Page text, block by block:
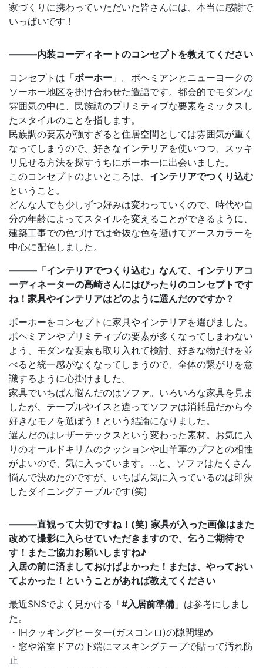
家づくりに携わっていただいた皆さんには、本当に感謝で
いっぱいです！
———内装コーディネートのコンセプトを教えてください
コンセプトは「ボーホー 」。ボヘミアンとニューヨークの
ソーホー地区を掛け合わせた造語です。都会的でモダンな
雰囲気の中に、民族調のプリミティブな要素をミックスし
たスタイルのことを指します。
民族調の要素が強すぎると住居空間としては雰囲気が重く
なってしまうので、好きなインテリアを使いつつ、スッキ
リ見せる方法を探すうちにボーホーに出会いました。
このコンセプトのよいところは、 インテリアでつくり込む
ということ。
どんな人でも少しずつ好みは変わっていくので、時代や自
分の年齢によってスタイルを変えることができるように、
建築工事での色づけでは奇抜な色を避けてアースカラーを
中心に配色しました。
———「インテリアでつくり込む」なんて、インテリアコ
ーディネーターの髙崎さんにはぴったりのコンセプトです
ね！家具やインテリアはどのように選んだのですか？
ボーホーをコンセプトに家具やインテリアを選びました。
ボヘミアンやプリミティブの要素が多くなってしまわない
よう、モダンな要素も取り入れて検討。好きな物だけを並
べると統一感がなくなってしまうので、全体の繋がりを意
識するように心掛けました。
家具でいちばん悩んだのはソファ。いろいろな家具を見ま
したが、テーブルやイスと違ってソファは消耗品だから今
好きなモノを選ぼう！という結論になりました。
選んだのはレザーテックスという変わった素材。お気に入
りのオールドキリムのクッションや山羊革のプフとの相性
がよいので、気に入っています。…と、ソファはたくさん
悩んで決めたのですが、いちばん気に入っているのは即決
したダイニングテーブルです(笑)
———直観って大切ですね！(笑) 家具が入った画像はまた
改めて撮影に入らせていただきますので、乞うご期待で
す！またご協力お願いしますね♪
入居の前に済ましておけばよかった！または、やっておい
てよかった！ということがあれば教えてください
最近SNSでよく見かける「#入居前準備 」は参考にしまし
た。
・IHクッキングヒーター(ガスコンロ)の隙間埋め
・窓や浴室ドアの下端にマスキングテープで貼って汚れ防
止